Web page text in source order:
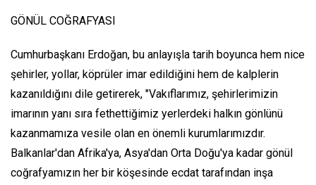
GÖNÜL COĞRAFYASI
Cumhurbaşkanı Erdoğan, bu anlayışla tarih boyunca hem nice
şehirler, yollar, köprüler imar edildiğini hem de kalplerin
kazanıldığını dile getirerek, "Vakıflarımız, şehirlerimizin
imarının yanı sıra fethettiğimiz yerlerdeki halkın gönlünü
kazanmamıza vesile olan en önemli kurumlarımızdır.
Balkanlar'dan Afrika'ya, Asya'dan Orta Doğu'ya kadar gönül
coğrafyamızın her bir köşesinde ecdat tarafından inşa